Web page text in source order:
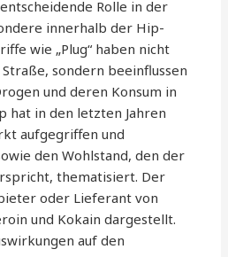
Rolle in der
innerhalb der Hip-
wie „Plug“ haben nicht
sondern beeinflussen
und deren Konsum in
hat in den letzten Jahren
aufgegriffen und
den Wohlstand, den der
thematisiert. Der
oder Lieferant von
und Kokain dargestellt.
auf den